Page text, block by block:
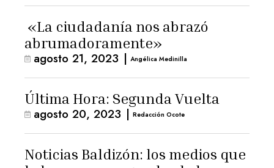
«La ciudadanía nos abrazó
abrumadoramente»
agosto 21, 2023 | Angélica Medinilla
Última Hora: Segunda Vuelta
agosto 20, 2023 | Redacción Ocote
Noticias Baldizón: los medios que